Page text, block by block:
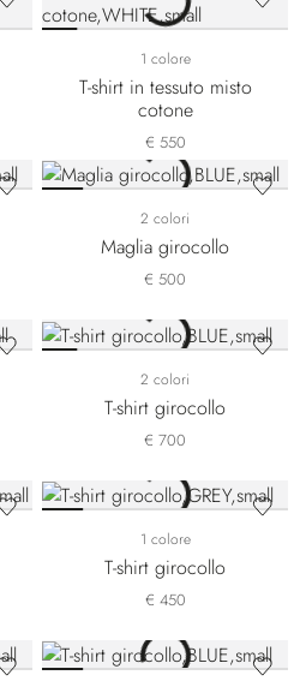
1 colore
T-shirt in tessuto misto
cotone
€ 550
2 colori
Maglia girocollo
€ 500
2 colori
T-shirt girocollo
€ 700
1 colore
T-shirt girocollo
€ 450